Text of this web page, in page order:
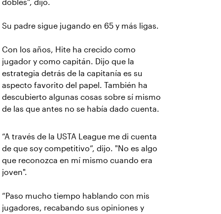
dobles”, dijo.
Su padre sigue jugando en 65 y más ligas.
Con los años, Hite ha crecido como
jugador y como capitán. Dijo que la
estrategia detrás de la capitanía es su
aspecto favorito del papel. También ha
descubierto algunas cosas sobre sí mismo
de las que antes no se había dado cuenta.
“A través de la USTA League me di cuenta
de que soy competitivo”, dijo. "No es algo
que reconozca en mí mismo cuando era
joven".
“Paso mucho tiempo hablando con mis
jugadores, recabando sus opiniones y